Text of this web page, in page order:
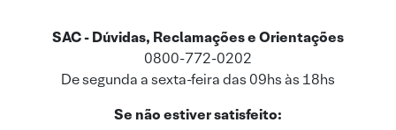
SAC - Dúvidas, Reclamações e Orientações
0800-772-0202
De segunda a sexta-feira das 09hs às 18hs
Se não estiver satisfeito: